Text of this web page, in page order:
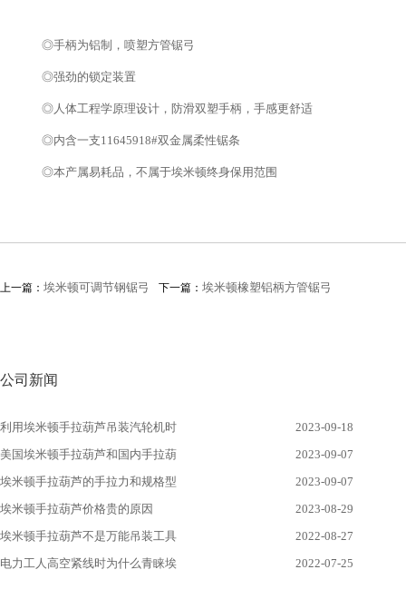
◎手柄为铝制，喷塑方管锯弓
◎强劲的锁定装置
◎人体工程学原理设计，防滑双塑手柄，手感更舒适
◎内含一支11645918#双金属柔性锯条
◎本产属易耗品，不属于埃米顿终身保用范围
上一篇： 埃米顿可调节钢锯弓 下一篇： 埃米顿橡塑铝柄方管锯弓
公司新闻
利用埃米顿手拉葫芦吊装汽轮机时
2023-09-18
美国埃米顿手拉葫芦和国内手拉葫
2023-09-07
埃米顿手拉葫芦的手拉力和规格型
2023-09-07
埃米顿手拉葫芦价格贵的原因
2023-08-29
埃米顿手拉葫芦不是万能吊装工具
2022-08-27
电力工人高空紧线时为什么青睐埃
2022-07-25